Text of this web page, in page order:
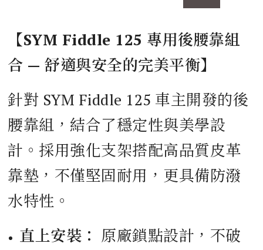
【SYM Fiddle 125 專用後腰靠組
合 — 舒適與安全的完美平衡】
針對 SYM Fiddle 125 車主開發的後
腰靠組，結合了穩定性與美學設
計。採用強化支架搭配高品質皮革
靠墊，不僅堅固耐用，更具備防潑
水特性。
直上安裝： 原廠鎖點設計，不破